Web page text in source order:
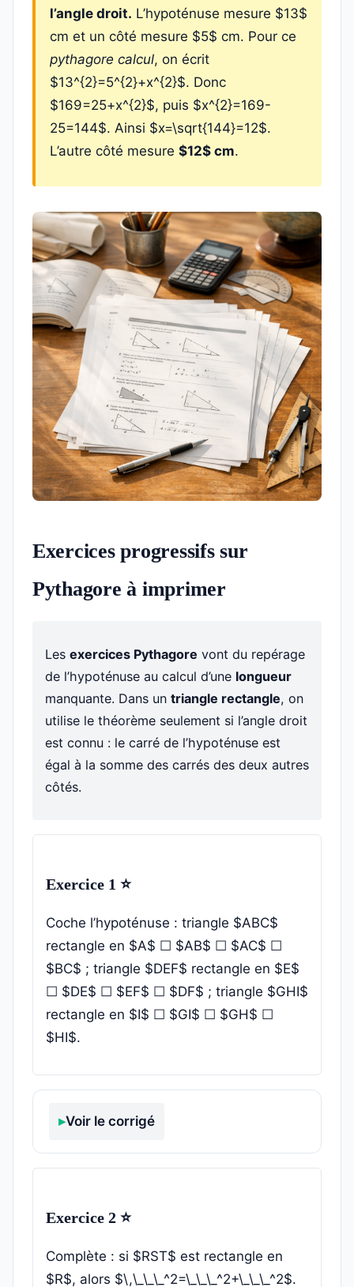
l’angle droit. L’hypoténuse mesure $13$
cm et un côté mesure $5$ cm. Pour ce
pythagore calcul, on écrit
$13^{2}=5^{2}+x^{2}$. Donc
$169=25+x^{2}$, puis $x^{2}=169-
25=144$. Ainsi $x=\sqrt{144}=12$.
L’autre côté mesure $12$ cm.
Exercices progressifs sur
Pythagore à imprimer
Les exercices Pythagore vont du repérage
de l’hypoténuse au calcul d’une longueur
manquante. Dans un triangle rectangle, on
utilise le théorème seulement si l’angle droit
est connu : le carré de l’hypoténuse est
égal à la somme des carrés des deux autres
côtés.
Exercice 1 ⭐
Coche l’hypoténuse : triangle $ABC$
rectangle en $A$ ☐ $AB$ ☐ $AC$ ☐
$BC$ ; triangle $DEF$ rectangle en $E$
☐ $DE$ ☐ $EF$ ☐ $DF$ ; triangle $GHI$
rectangle en $I$ ☐ $GI$ ☐ $GH$ ☐
$HI$.
Voir le corrigé
Exercice 2 ⭐
Complète : si $RST$ est rectangle en
$R$, alors $\,\_\_\_^2=\_\_\_^2+\_\_\_^2$.